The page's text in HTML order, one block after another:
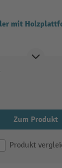
mit
Zum Produkt
Produkt